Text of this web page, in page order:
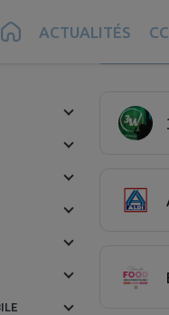
Pied de page
ACTUALITÉS